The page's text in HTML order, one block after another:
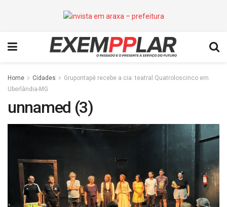
Home Cidades
Grupontapé recebe a cia. teatral Quatroloscinco em
Uberlândia-MG
unnamed (3)